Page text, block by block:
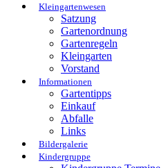
Kleingartenwesen
Satzung
Gartenordnung
Gartenregeln
Kleingarten
Vorstand
Informationen
Gartentipps
Einkauf
Abfalle
Links
Bildergalerie
Kindergruppe